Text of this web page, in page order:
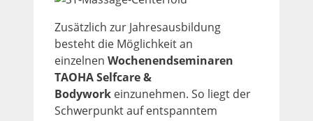
Zusätzlich zur Jahresausbildung
besteht die Möglichkeit an
einzelnen Wochenendseminaren
TAOHA Selfcare &
Bodywork einzunehmen. So liegt der
Schwerpunkt auf entspanntem